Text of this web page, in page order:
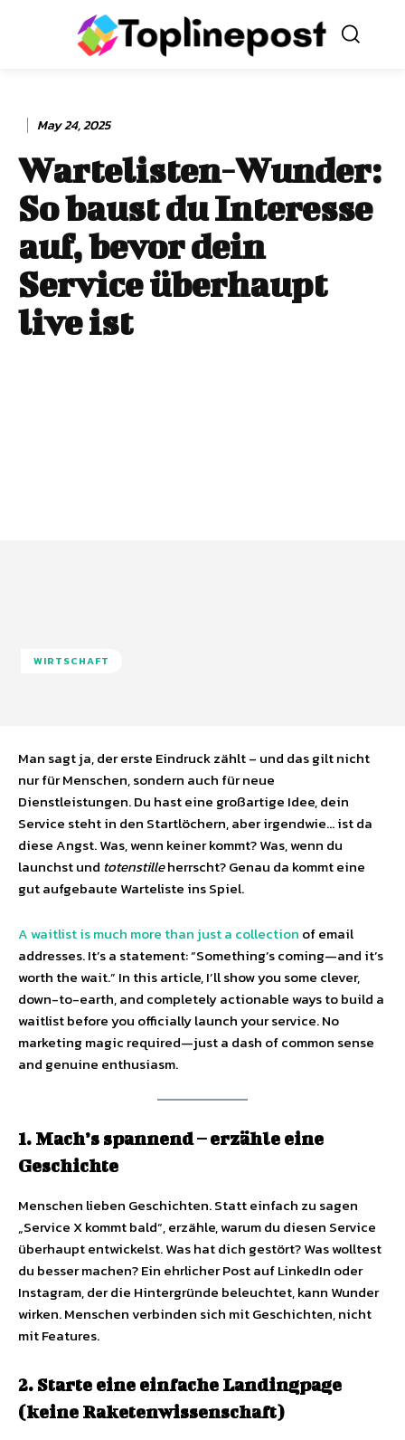
May 24, 2025
Wartelisten-Wunder:
So baust du Interesse
auf, bevor dein
Service überhaupt
live ist
WIRTSCHAFT
Man sagt ja, der erste Eindruck zählt – und das gilt nicht
nur für Menschen, sondern auch für neue
Dienstleistungen. Du hast eine großartige Idee, dein
Service steht in den Startlöchern, aber irgendwie… ist da
diese Angst. Was, wenn keiner kommt? Was, wenn du
launchst und totenstilleherrscht? Genau da kommt eine
gut aufgebaute Warteliste ins Spiel.
A waitlist is much more than just a collection of email
addresses. It’s a statement: “Something’s coming—and it’s
worth the wait.” In this article, I’ll show you some clever,
down-to-earth, and completely actionable ways to build a
waitlist before you officially launch your service. No
marketing magic required—just a dash of common sense
and genuine enthusiasm.
1. Mach’s spannend – erzähle eine
Geschichte
Menschen lieben Geschichten. Statt einfach zu sagen
„Service X kommt bald“, erzähle, warum du diesen Service
überhaupt entwickelst. Was hat dich gestört? Was wolltest
du besser machen? Ein ehrlicher Post auf LinkedIn oder
Instagram, der die Hintergründe beleuchtet, kann Wunder
wirken. Menschen verbinden sich mit Geschichten, nicht
mit Features.
2. Starte eine einfache Landingpage
(keine Raketenwissenschaft)